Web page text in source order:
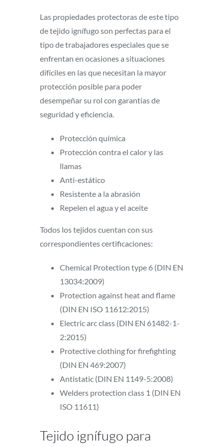
Las propiedades protectoras de este tipo
de tejido ignífugo son perfectas para el
tipo de trabajadores especiales que se
enfrentan en ocasiones a situaciones
difíciles en las que necesitan la mayor
protección posible para poder
desempeñar su rol con garantías de
seguridad y eficiencia.
Protección química
Protección contra el calor y las
llamas
Anti-estático
Resistente a la abrasión
Repelen el agua y el aceite
Todos los tejidos cuentan con sus
correspondientes certificaciones:
Chemical Protection type 6 (DIN EN
13034:2009)
Protection against heat and flame
(DIN EN ISO 11612:2015)
Electric arc class (DIN EN 61482-1-
2:2015)
Protective clothing for firefighting
(DIN EN 469:2007)
Antistatic (DIN EN 1149-5:2008)
Welders protection class 1 (DIN EN
ISO 11611)
Tejido ignífugo para